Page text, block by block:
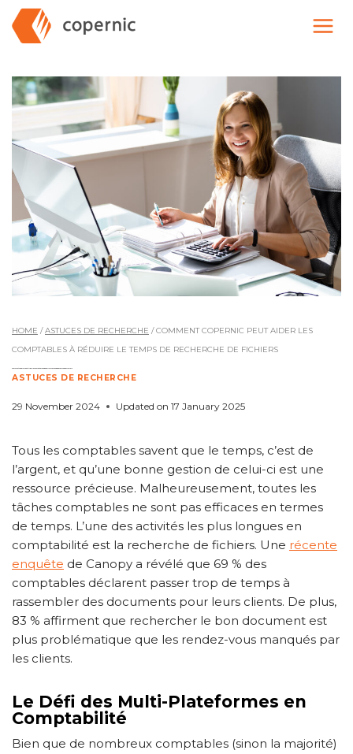
Skip
content
HOME / ASTUCES DE RECHERCHE / COMMENT COPERNIC PEUT AIDER LES
COMPTABLES À RÉDUIRE LE TEMPS DE RECHERCHE DE FICHIERS
ASTUCES DE RECHERCHE
29 November 2024 Updated on 17 January 2025
Tous les comptables savent que le temps, c’est de
l’argent, et qu’une bonne gestion de celui-ci est une
ressource précieuse. Malheureusement, toutes les
tâches comptables ne sont pas efficaces en termes
de temps. L’une des activités les plus longues en
comptabilité est la recherche de fichiers. Une récente
enquête de Canopy a révélé que 69 % des
comptables déclarent passer trop de temps à
rassembler des documents pour leurs clients. De plus,
83 % affirment que rechercher le bon document est
plus problématique que les rendez-vous manqués par
les clients.
Le Défi des Multi-Plateformes en
Comptabilité
Bien que de nombreux comptables (sinon la majorité)